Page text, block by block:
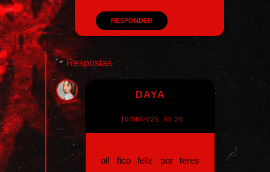
RESPONDER
Respostas
DAYA
10/06/2025, 05:26
oi! fico feliz por teres